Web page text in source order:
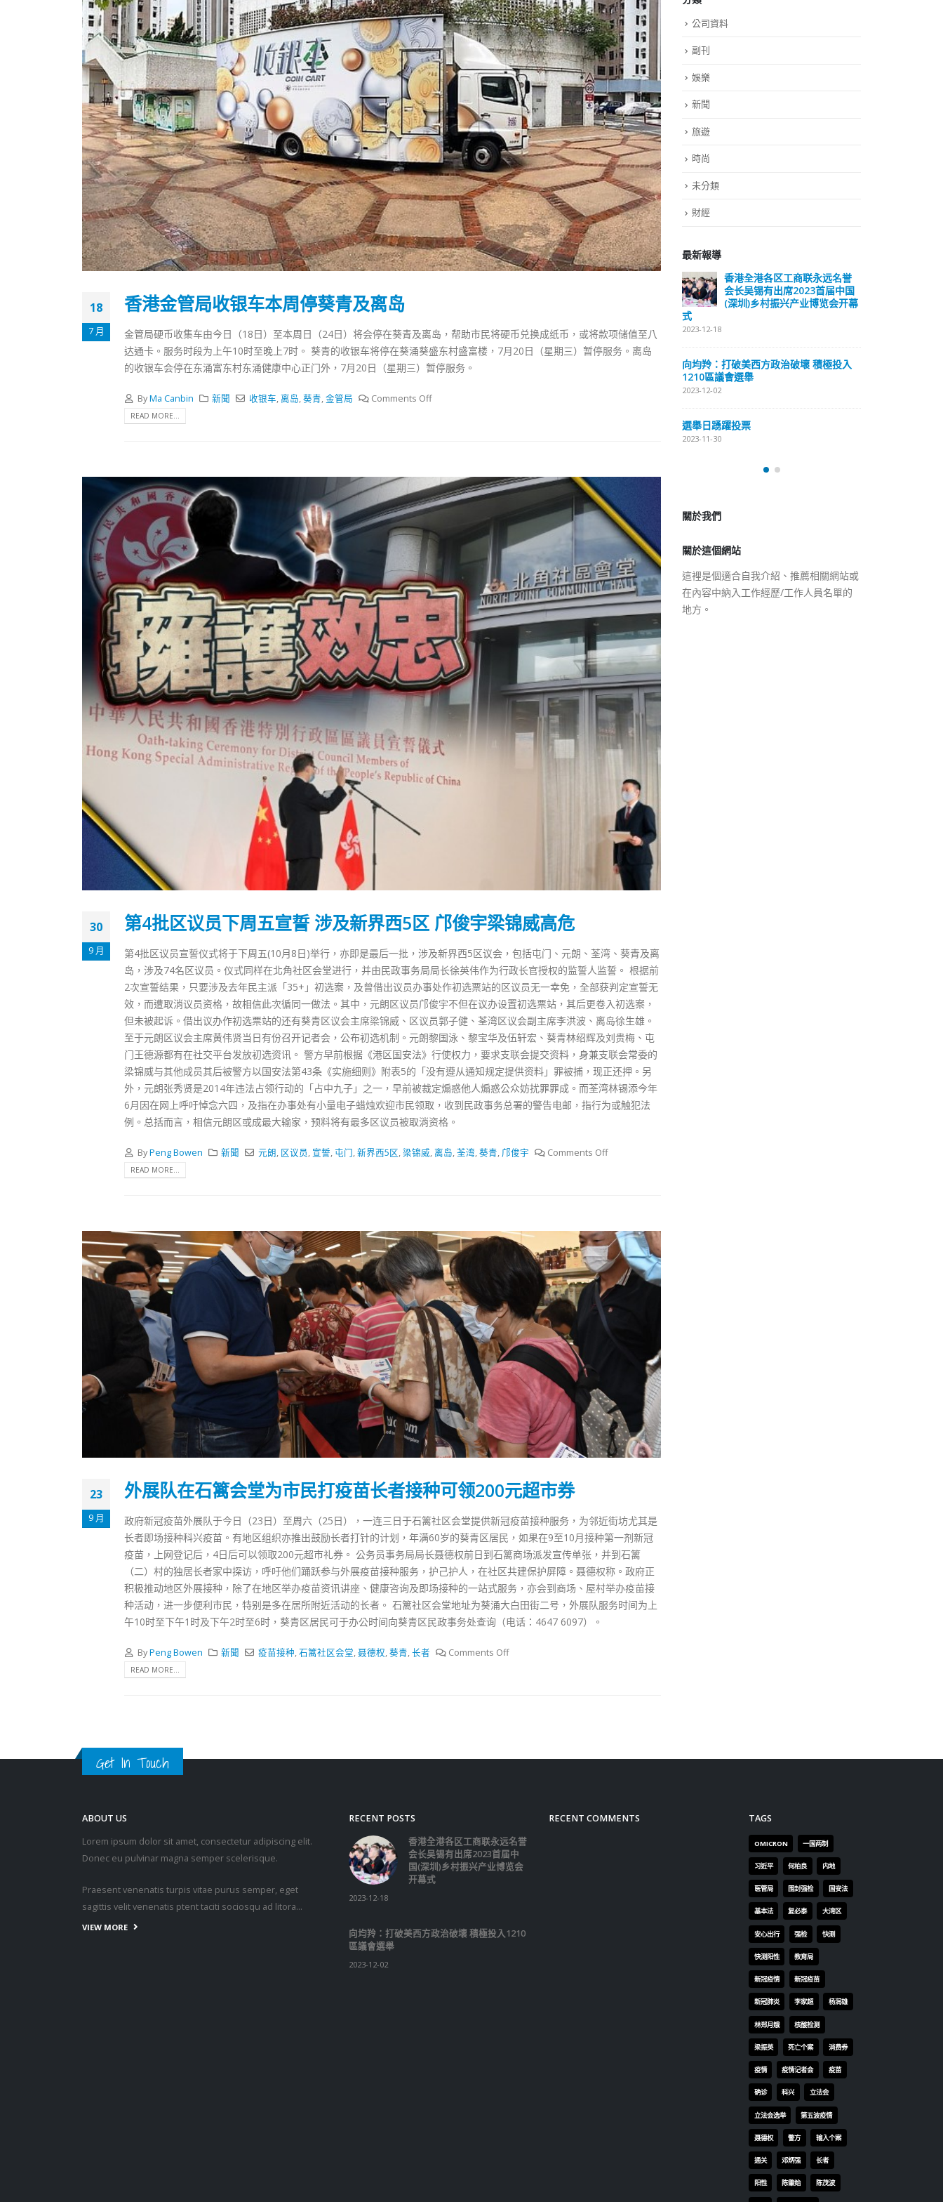
18
7 月
香港金管局收银车本周停葵青及离岛
金管局硬币收集车由今日（18日）至本周日（24日）将会停在葵青及离岛，帮助市民将硬币兑换成纸币，或将款项储值至八
达通卡。服务时段为上午10时至晚上7时。 葵青的收银车将停在葵涌葵盛东村盛富楼，7月20日（星期三）暂停服务。离岛
的收银车会停在东涌富东村东涌健康中心正门外，7月20日（星期三）暂停服务。
ByMa Canbin 新聞 收银车,离岛,葵青,金管局 Comments Off
READ MORE...
30
9 月
第4批区议员下周五宣誓 涉及新界西5区 邝俊宇梁锦威高危
第4批区议员宣誓仪式将于下周五(10月8日)举行，亦即是最后一批，涉及新界西5区议会，包括屯门、元朗、荃湾、葵青及离
岛，涉及74名区议员。仪式同样在北角社区会堂进行，并由民政事务局局长徐英伟作为行政长官授权的监誓人监誓。 根据前
2次宣誓结果，只要涉及去年民主派「35+」初选案，及曾借出议员办事处作初选票站的区议员无一幸免，全部获判定宣誓无
效，而遭取消议员资格，故相信此次循同一做法。其中，元朗区议员邝俊宇不但在议办设置初选票站，其后更卷入初选案，
但未被起诉。借出议办作初选票站的还有葵青区议会主席梁锦威、区议员郭子健、荃湾区议会副主席李洪波、离岛徐生雄。
至于元朗区议会主席黄伟贤当日有份召开记者会，公布初选机制。元朗黎国泳、黎宝华及伍轩宏、葵青林绍辉及刘贵梅、屯
门王德源都有在社交平台发放初选资讯。 警方早前根据《港区国安法》行使权力，要求支联会提交资料，身兼支联会常委的
梁锦威与其他成员其后被警方以国安法第43条《实施细则》附表5的「没有遵从通知规定提供资料」罪被捕，现正还押。另
外，元朗张秀贤是2014年违法占领行动的「占中九子」之一，早前被裁定煽惑他人煽惑公众妨扰罪罪成。而荃湾林锡添今年
6月因在网上呼吁悼念六四，及指在办事处有小量电子蜡烛欢迎市民领取，收到民政事务总署的警告电邮，指行为或触犯法
例。总括而言，相信元朗区或成最大输家，预料将有最多区议员被取消资格。
ByPeng Bowen 新聞 元朗, 区议员, 宣誓, 屯门,新界西5区,梁锦威,离岛,荃湾,葵青, 邝俊宇 Comments Off
READ MORE...
23
9 月
外展队在石篱会堂为市民打疫苗长者接种可领200元超市券
政府新冠疫苗外展队于今日（23日）至周六（25日），一连三日于石篱社区会堂提供新冠疫苗接种服务，为邻近街坊尤其是
长者即场接种科兴疫苗。有地区组织亦推出鼓励长者打针的计划，年满60岁的葵青区居民，如果在9至10月接种第一剂新冠
疫苗，上网登记后，4日后可以领取200元超市礼券。 公务员事务局局长聂德权前日到石篱商场派发宣传单张，并到石篱
（二）村的独居长者家中探访，呼吁他们踊跃参与外展疫苗接种服务，护己护人，在社区共建保护屏障。聂德权称。政府正
积极推动地区外展接种，除了在地区举办疫苗资讯讲座、健康咨询及即场接种的一站式服务，亦会到商场、屋村举办疫苗接
种活动，进一步便利市民，特别是多在居所附近活动的长者。 石篱社区会堂地址为葵涌大白田街二号，外展队服务时间为上
午10时至下午1时及下午2时至6时，葵青区居民可于办公时间向葵青区民政事务处查询（电话：4647 6097）。
ByPeng Bowen 新聞 疫苗接种,石篱社区会堂,聂德权,葵青,长者 Comments Off
READ MORE...
公司資料
副刊
娛樂
新聞
旅遊
時尚
未分類
財經
最新報導
(深圳)乡村振兴产业博览会开幕
2023-12-18
向均羚：打破美西方政治破壞 積極投入
1210區議會選舉
選舉日踴躍投票
2023-11-30
香港公院探访明起无须预约一
2023-01-31
2023-12-18
選舉日踴躍投票 文: 朱家健
2023-11-30
抹黑候選人涉選舉舞弊 文: 朱家健
香港公院探访明起无须预约一
關於這個網站
在內容中納入工作經歷/工作人員名單的
地方。
Get In Touch
ABOUT US
Lorem ipsum dolor sit amet, consectetur adipiscing elit.
Donec eu pulvinar magna semper scelerisque.
Praesent venenatis turpis vitae purus semper, eget
sagittis velit venenatis ptent taciti sociosqu ad litora…
VIEW MORE
RECENT POSTS
香港全港各区工商联永远名誉
会长吴锡有出席2023首届中
国(深圳)乡村振兴产业博览会
开幕式
2023-12-18
向均羚：打破美西方政治破壞 積極投入1210
區議會選舉
2023-12-02
RECENT COMMENTS TAGS
OMICRON 一国两制
习近平 何柏良 内地
医管局 围封强检 国安法
基本法 复必泰 大湾区
安心出行 强检 快测
快测阳性 教育局
新冠疫情 新冠疫苗
新冠肺炎 李家超 杨润雄
林郑月娥 核酸检测
梁振英 死亡个案 消费券
疫情 疫情记者会 疫苗
确诊 科兴 立法会
立法会选举 第五波疫情
聂德权 警方 输入个案
通关 邓炳强 长者
阳性 陈肇始 陈茂波